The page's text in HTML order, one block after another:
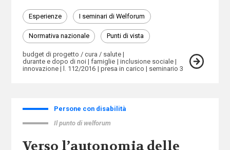
Esperienze I seminari di Welforum
Normativa nazionale Punti di vista
budget di progetto / cura / salute
durante e dopo di noi
famiglie
inclusione sociale
innovazione
l. 112/2016 presa in carico seminario 3
Persone con disabilità
Il punto di welforum
Verso l’autonomia delle